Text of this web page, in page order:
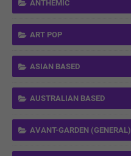
ANTHEMIC
ART POP
ASIAN BASED
AUSTRALIAN BASED
AVANT-GARDEN (GENERAL)